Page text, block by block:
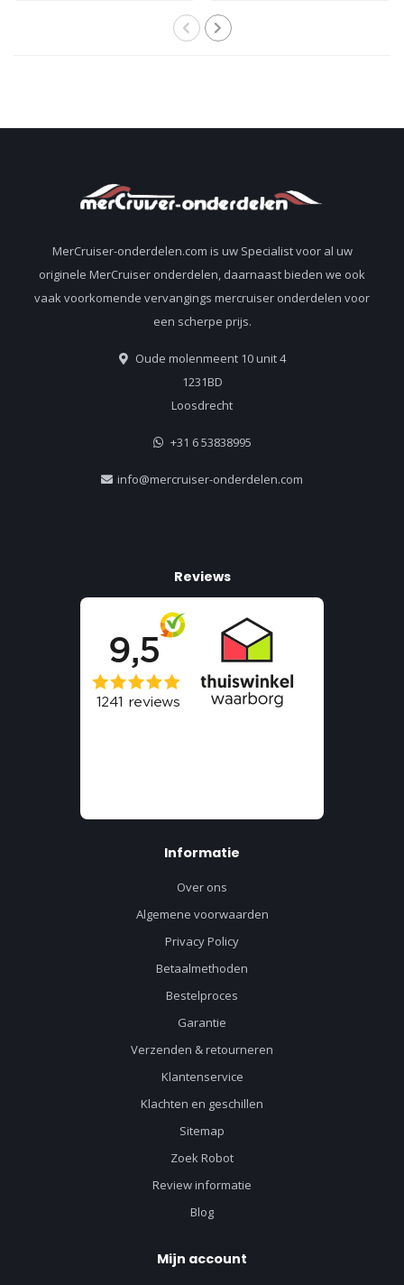
staartstukken
MerCruiser-onderdelen.com is uw Specialist voor al uw
originele MerCruiser onderdelen, daarnaast bieden we ook
vaak voorkomende vervangings mercruiser onderdelen voor
een scherpe prijs.
Oude molenmeent 10 unit 4
1231BD
Loosdrecht
+31 6 53838995
info@mercruiser-onderdelen.com
Reviews
Informatie
Over ons
Algemene voorwaarden
Privacy Policy
Betaalmethoden
Bestelproces
Garantie
Verzenden & retourneren
Klantenservice
Klachten en geschillen
Sitemap
Zoek Robot
Review informatie
Blog
Mijn account